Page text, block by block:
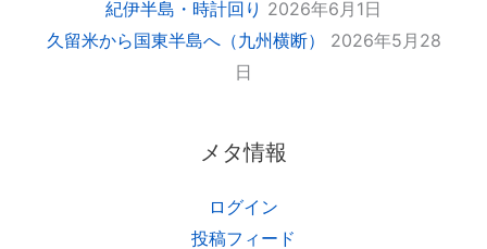
紀伊半島・時計回り 2026年6月1日
久留米から国東半島へ（九州横断）
2026年5月28
日
メタ情報
ログイン
投稿フィード